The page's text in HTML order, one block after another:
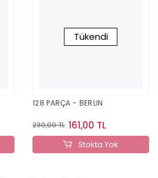
Tükendi
128 PARÇA - BERLIN
230,00 TL 161,00 TL
Stokta Yok